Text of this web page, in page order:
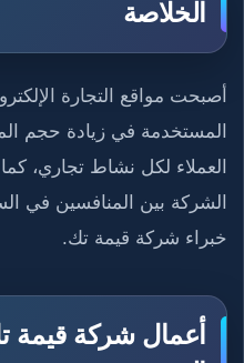
الخلاصة
أصبحت مواقع التجارة
المستخدمة في زيادة حجم
العملاء لكل نشاط تجاري،
الشركة بين المنافسين في
خبراء شركة قيمة تك.
أعمال شركة قيمة